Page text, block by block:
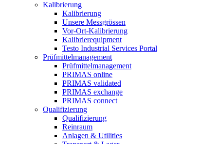
Kalibrierung
Kalibrierung
Unsere Messgrössen
Vor-Ort-Kalibrierung
Kalibrierequipment
Testo Industrial Services Portal
Prüfmittelmanagement
Prüfmittelmanagement
PRIMAS online
PRIMAS validated
PRIMAS exchange
PRIMAS connect
Qualifizierung
Qualifizierung
Reinraum
Anlagen & Utilities